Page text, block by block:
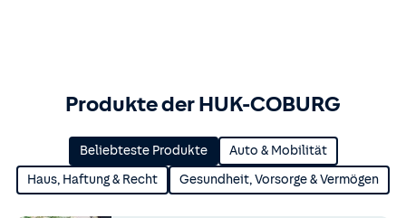
Produkte der HUK-COBURG
Beliebteste Produkte Auto & Mobilität
Haus, Haftung & Recht Gesundheit, Vorsorge & Vermögen